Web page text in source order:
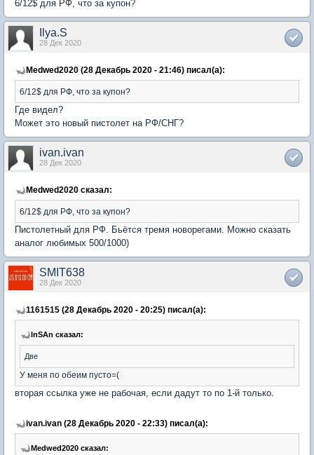
6/12$ для РФ, что за купон?
Ilya.S
28 Дек 2020
Medwed2020 (28 Декабрь 2020 - 21:46) писал(а):
6/12$ для РФ, что за купон?
Где видел?
Может это новый пистолет на РФ/СНГ?
ivan.ivan
28 Дек 2020
Medwed2020 сказал:
6/12$ для РФ, что за купон?
Пистолетный для РФ. Бьётся тремя новорегами. Можно сказать
аналог любимых 500/1000)
SMIT638
28 Дек 2020
1161515 (28 Декабрь 2020 - 20:25) писал(а):
InSAn сказал:
Две
У меня по обеим пусто=(
вторая ссылка уже не рабочая, если дадут то по 1-й только.
ivan.ivan (28 Декабрь 2020 - 22:33) писал(а):
Medwed2020 сказал: